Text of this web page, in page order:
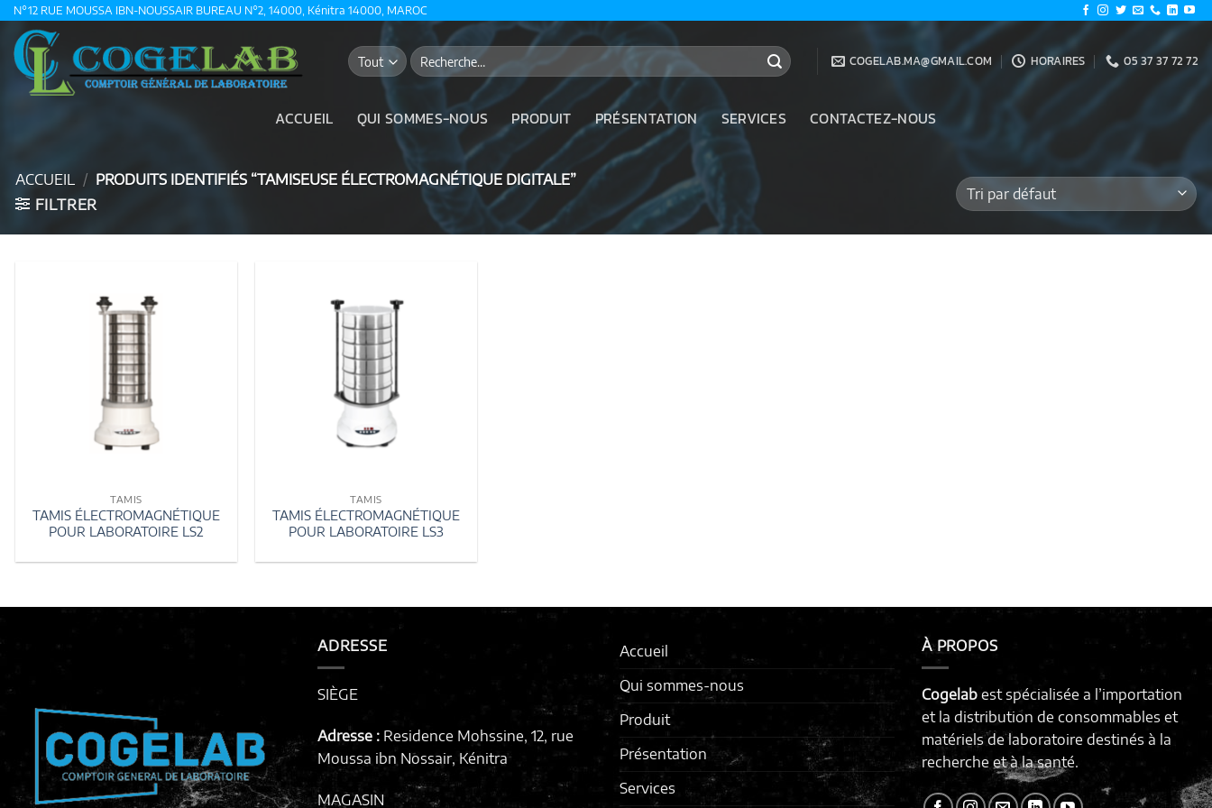
Passer
contenu
N°12 RUE MOUSSA IBN-NOUSSAIR BUREAU N°2, 14000, Kénitra 14000, MAROC
Recherche
pour :
COGELAB.MA@GMAIL.COM HORAIRES 05 37 37 72 72
ACCUEIL QUI SOMMES-NOUS PRODUIT PRÉSENTATION SERVICES CONTACTEZ-NOUS
ACCUEIL / PRODUITS IDENTIFIÉS “TAMISEUSE ÉLECTROMAGNÉTIQUE DIGITALE”
FILTRER
TAMIS
TAMIS ÉLECTROMAGNÉTIQUE
POUR LABORATOIRE LS2
TAMIS
TAMIS ÉLECTROMAGNÉTIQUE
POUR LABORATOIRE LS3
ADRESSE
SIÈGE
Adresse : Residence Mohssine, 12, rue
Moussa ibn Nossair, Kénitra
MAGASIN
Accueil
Qui sommes-nous
Produit
Présentation
Services
À PROPOS
Cogelab est spécialisée a l’importation
et la distribution de consommables et
matériels de laboratoire destinés à la
recherche et à la santé.